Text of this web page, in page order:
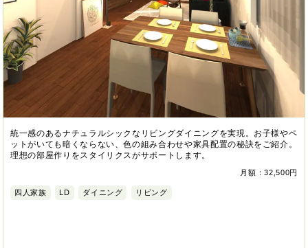
統一感のあるナチュラルシックなリビングダイニングを実現。お子様やペ
ットがいても暗くならない、色の組み合わせや家具配置の秘訣をご紹介。
理想の部屋作りをスタイリクスがサポートします。
月額：32,500円
四人家族 LD ダイニング リビング